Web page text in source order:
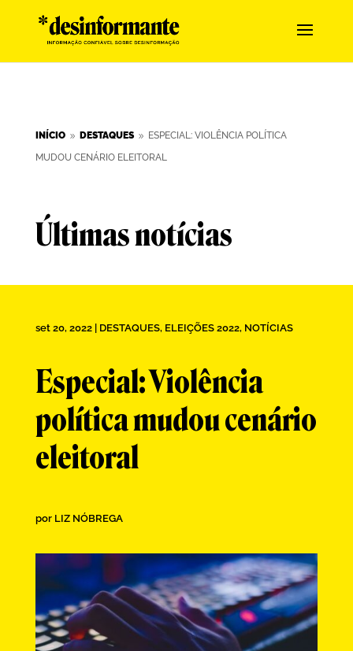
INÍCIO 9 DESTAQUES 9
ESPECIAL: VIOLÊNCIA POLÍTICA
MUDOU CENÁRIO ELEITORAL
Últimas notícias
set 20, 2022| DESTAQUES, ELEIÇÕES 2022, NOTÍCIAS
Especial: Violência
política mudou cenário
eleitoral
por LIZ NÓBREGA